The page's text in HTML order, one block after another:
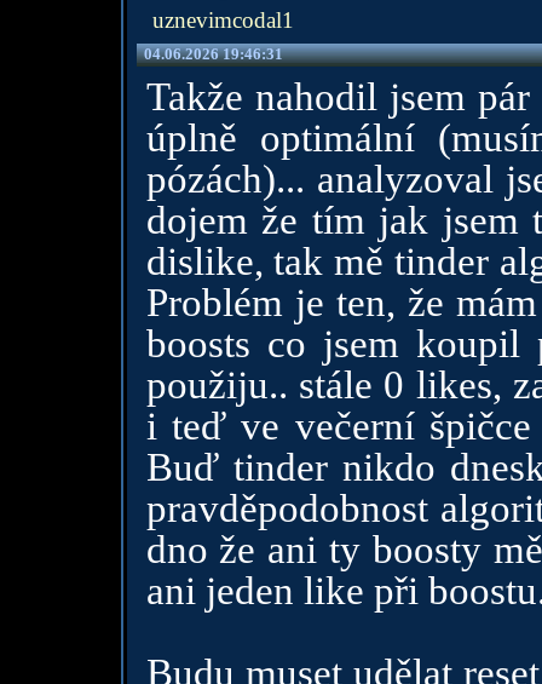
uznevimcodal1
04.06.2026 19:46:31
Takže nahodil jsem
úplně optimální
pózách)... analyzoval
dojem že tím jak jsem
dislike, tak mě tinder
Problém je ten, že
boosts co jsem koupil
použiju.. stále 0 likes,
i teď ve večerní
Buď tinder nikdo
pravděpodobnost
dno že ani ty boosty
ani jeden like při
Budu muset udělat